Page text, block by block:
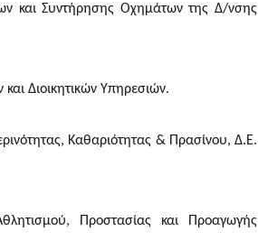
και Συντήρησης Οχημάτων της Δ/νσης
Διοικητικών Υπηρεσιών.
Καθαριότητας & Πρασίνου, Δ.Ε.
Προστασίας και Προαγωγής